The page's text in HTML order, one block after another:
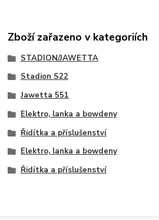
Zboží zařazeno v kategoriích
STADION/JAWETTA
Stadion S22
Jawetta 551
Elektro, lanka a bowdeny
Řidítka a příslušenství
Elektro, lanka a bowdeny
Řidítka a příslušenství